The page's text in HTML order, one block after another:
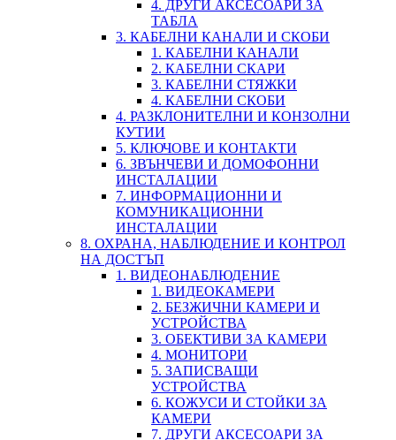
4. ДРУГИ АКСЕСОАРИ ЗА
ТАБЛА
3. КАБЕЛНИ КАНАЛИ И СКОБИ
1. КАБЕЛНИ КАНАЛИ
2. КАБЕЛНИ СКАРИ
3. КАБЕЛНИ СТЯЖКИ
4. КАБЕЛНИ СКОБИ
4. РАЗКЛОНИТЕЛНИ И КОНЗОЛНИ
КУТИИ
5. КЛЮЧОВЕ И КОНТАКТИ
6. ЗВЪНЧЕВИ И ДОМОФОННИ
ИНСТАЛАЦИИ
7. ИНФОРМАЦИОННИ И
КОМУНИКАЦИОННИ
ИНСТАЛАЦИИ
8. ОХРАНА, НАБЛЮДЕНИЕ И КОНТРОЛ
НА ДОСТЪП
1. ВИДЕОНАБЛЮДЕНИЕ
1. ВИДЕОКАМЕРИ
2. БЕЗЖИЧНИ КАМЕРИ И
УСТРОЙСТВА
3. ОБЕКТИВИ ЗА КАМЕРИ
4. МОНИТОРИ
5. ЗАПИСВАЩИ
УСТРОЙСТВА
6. КОЖУСИ И СТОЙКИ ЗА
КАМЕРИ
7. ДРУГИ АКСЕСОАРИ ЗА